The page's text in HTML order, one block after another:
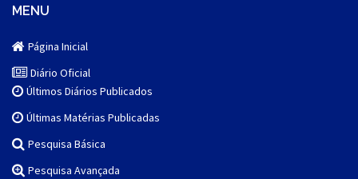
MENU
Página Inicial
Diário Oficial
Últimos Diários Publicados
Últimas Matérias Publicadas
Pesquisa Básica
Pesquisa Avançada